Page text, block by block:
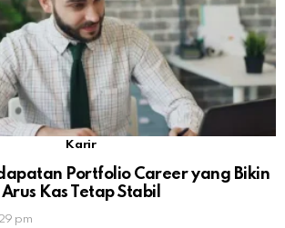
Karir
Portfolio Career yang Bikin
Arus Kas Tetap Stabil
pm